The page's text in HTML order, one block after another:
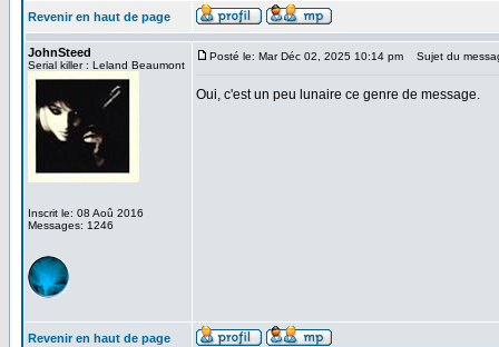
Revenir en haut de page
JohnSteed
Serial killer : Leland Beaumont
Inscrit le: 08 Aoû 2016
Messages: 1246
Posté le: Mar Déc 02, 2025 10:14 pm Sujet du
Oui, c'est un peu lunaire ce genre de message.
Revenir en haut de page